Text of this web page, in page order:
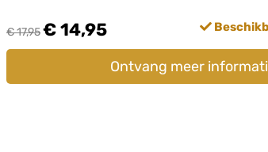
€ 17,95€ 14,95
Ontvang meer